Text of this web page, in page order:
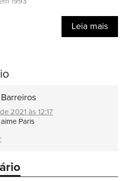
Leia mais
2021 às 12:17
aime Paris